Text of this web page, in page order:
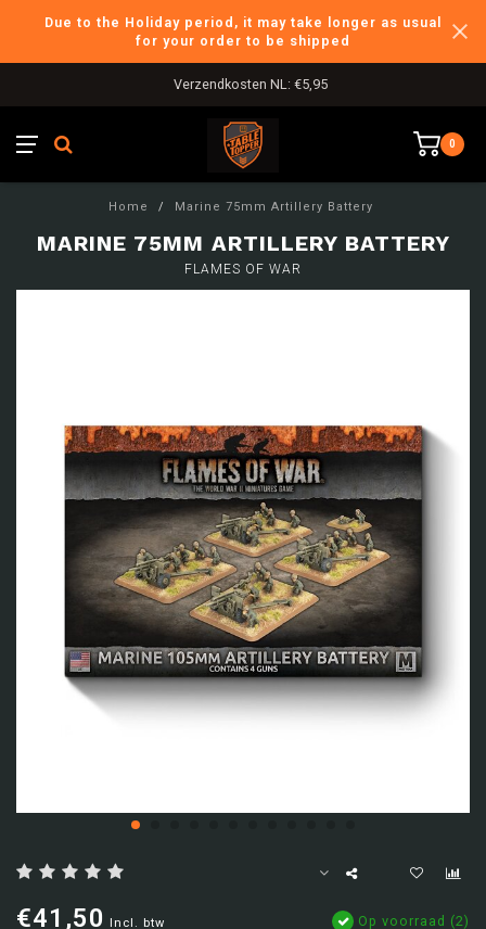
Due to the Holiday period, it may take longer as usual
for your order to be shipped
Verzendkosten NL: €5,95
0
Home / Marine 75mm Artillery Battery
MARINE 75MM ARTILLERY BATTERY
FLAMES OF WAR
€41,50 Incl. btw Op voorraad (2)